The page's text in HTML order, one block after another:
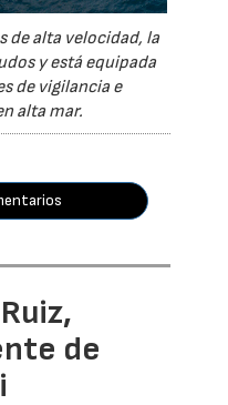
de alta velocidad, la
y está equipada
de vigilancia e
alta mar.
de